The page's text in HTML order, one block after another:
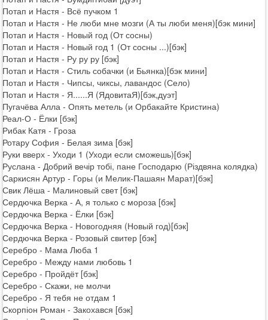
Потап и Настя - Всё пучком 1
Потап и Настя - Не люби мне мозги (А ты люби меня)[бэк мини]
Потап и Настя - Новый год (От сосны)
Потап и Настя - Новый год 1 (От сосны ...)[бэк]
Потап и Настя - Ру ру ру [бэк]
Потап и Настя - Стиль собачки (и Бьянка)[бэк мини]
Потап и Настя - Чипсы, чиксы, лавандос (Село)
Потап и Настя - Я......Я (ЯдовитаЯ)[бэк,дуэт]
Пугачёва Алла - Опять метель (и Орбакайте Кристина)
Реал-О - Ёлки [бэк]
Рибак Катя - Гроза
Ротару София - Белая зима [бэк]
Руки вверх - Уходи 1 (Уходи если сможешь)[бэк]
Руслана - Добрий вечір тобі, пане Господарю (Різдвяна колядка)
Саркисян Артур - Горы (и Мелик-Пашаян Марат)[бэк]
Свик Лёша - Малиновый свет [бэк]
Сердючка Верка - А, я только с мороза [бэк]
Сердючка Верка - Ёлки [бэк]
Сердючка Верка - Новогодняя (Новый год)[бэк]
Сердючка Верка - Розовый свитер [бэк]
Серебро - Мама Люба 1
Серебро - Между нами любовь 1
Серебро - Пройдёт [бэк]
Серебро - Скажи, не молчи
Серебро - Я тебя не отдам 1
Скорпіон Роман - Закохався [бэк]